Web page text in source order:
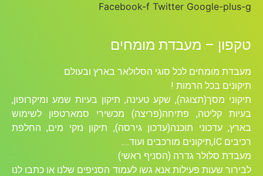
Facebook-f Twitter Google-plus-g
טקפון – מעבדת מומחים
מעבדת מומחים לכל סוגי הסלולאר בארץ ובעולם
תיקונים בכל הרמות !
תיקוני מסך(תצוגה), שקע טעינה, תיקון בעיות שמע ומיקרופון,
בעיות קליטה, פתיחה(פריצה) מכשירי סמארטפון לשימוש
בארץ, עדכוני תוכנה(עדכון גירסה), תיקון נזקי מים, החלפת
רכיבים ICׁ,תיקונים מורכבים ועוד….
מעבדת סלולר גדרה (הסניף ראשי)
לבירור שעות פעילות אנא גשו לעמוד הסניפים שלנו או כתבו לנו